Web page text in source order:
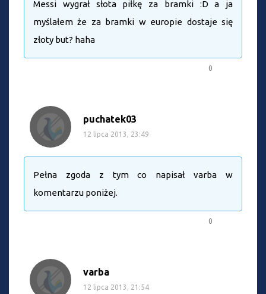
Messi wygrał słota piłkę za bramki :D a ja
myślałem że za bramki w europie dostaje się
złoty but? haha
0
puchatek03
12 lipca 2013, 23:49
Pełna zgoda z tym co napisał varba w
komentarzu poniżej.
0
varba
12 lipca 2013, 21:54